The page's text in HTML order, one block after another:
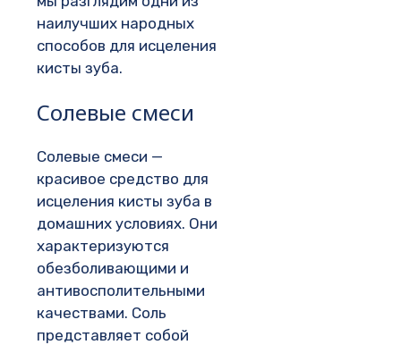
наилучших народных
способов для исцеления
кисты зуба.
Солевые смеси
Солевые смеси —
красивое средство для
исцеления кисты зуба в
домашних условиях. Они
характеризуются
обезболивающими и
антивосполительными
качествами. Соль
представляет собой